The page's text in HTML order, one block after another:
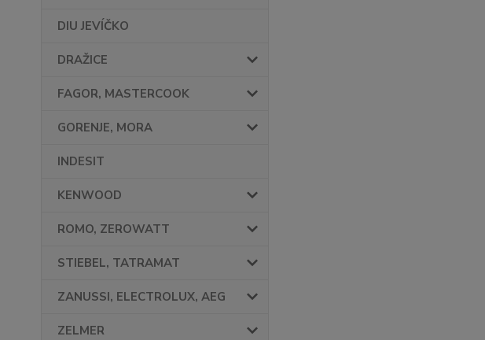
DIU JEVÍČKO
DRAŽICE
FAGOR, MASTERCOOK
GORENJE, MORA
INDESIT
KENWOOD
ROMO, ZEROWATT
STIEBEL, TATRAMAT
ZANUSSI, ELECTROLUX, AEG
ZELMER